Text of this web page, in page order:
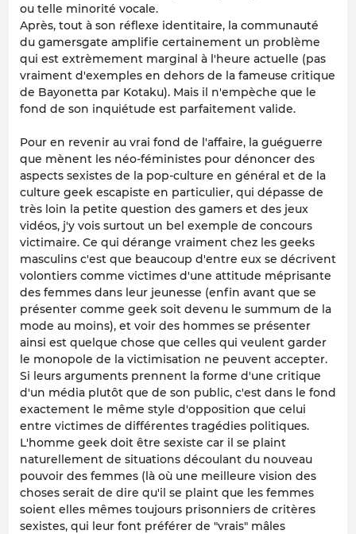
ou telle minorité vocale.
Après, tout à son réflexe identitaire, la communauté
du gamersgate amplifie certainement un problème
qui est extrèmement marginal à l'heure actuelle (pas
vraiment d'exemples en dehors de la fameuse critique
de Bayonetta par Kotaku). Mais il n'empèche que le
fond de son inquiétude est parfaitement valide.
Pour en revenir au vrai fond de l'affaire, la guéguerre
que mènent les néo-féministes pour dénoncer des
aspects sexistes de la pop-culture en général et de la
culture geek escapiste en particulier, qui dépasse de
très loin la petite question des gamers et des jeux
vidéos, j'y vois surtout un bel exemple de concours
victimaire. Ce qui dérange vraiment chez les geeks
masculins c'est que beaucoup d'entre eux se décrivent
volontiers comme victimes d'une attitude méprisante
des femmes dans leur jeunesse (enfin avant que se
présenter comme geek soit devenu le summum de la
mode au moins), et voir des hommes se présenter
ainsi est quelque chose que celles qui veulent garder
le monopole de la victimisation ne peuvent accepter.
Si leurs arguments prennent la forme d'une critique
d'un média plutôt que de son public, c'est dans le fond
exactement le même style d'opposition que celui
entre victimes de différentes tragédies politiques.
L'homme geek doit être sexiste car il se plaint
naturellement de situations découlant du nouveau
pouvoir des femmes (là où une meilleure vision des
choses serait de dire qu'il se plaint que les femmes
soient elles mêmes toujours prisonniers de critères
sexistes, qui leur font préférer de "vrais" mâles